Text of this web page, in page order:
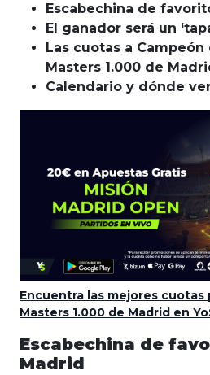
Escabechina de
El ganador será un
Las cuotas a
Masters 1.000 de
Calendario y dónde
Encuentra las mejores cuotas
Masters 1.000 de Madrid en
Escabechina de
Madrid